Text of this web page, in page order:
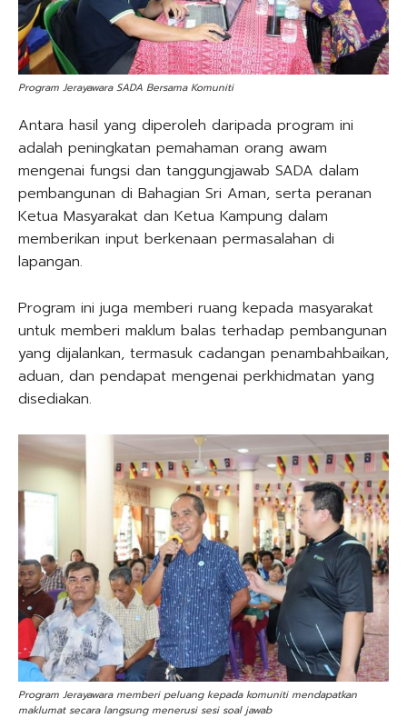
Program Jerayawara SADA Bersama Komuniti
Antara hasil yang diperoleh daripada program ini
adalah peningkatan pemahaman orang awam
mengenai fungsi dan tanggungjawab SADA dalam
pembangunan di Bahagian Sri Aman, serta peranan
Ketua Masyarakat dan Ketua Kampung dalam
memberikan input berkenaan permasalahan di
lapangan.
Program ini juga memberi ruang kepada masyarakat
untuk memberi maklum balas terhadap pembangunan
yang dijalankan, termasuk cadangan penambahbaikan,
aduan, dan pendapat mengenai perkhidmatan yang
disediakan.
Program Jerayawara memberi peluang kepada komuniti mendapatkan
maklumat secara langsung menerusi sesi soal jawab